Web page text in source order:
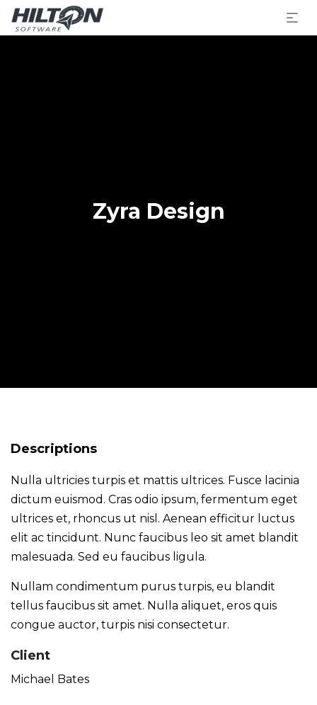
Zyra Design
Descriptions
Nulla ultricies turpis et mattis ultrices. Fusce lacinia
dictum euismod. Cras odio ipsum, fermentum eget
ultrices et, rhoncus ut nisl. Aenean efficitur luctus
elit ac tincidunt. Nunc faucibus leo sit amet blandit
malesuada. Sed eu faucibus ligula.
Nullam condimentum purus turpis, eu blandit
tellus faucibus sit amet. Nulla aliquet, eros quis
congue auctor, turpis nisi consectetur.
Client
Michael Bates